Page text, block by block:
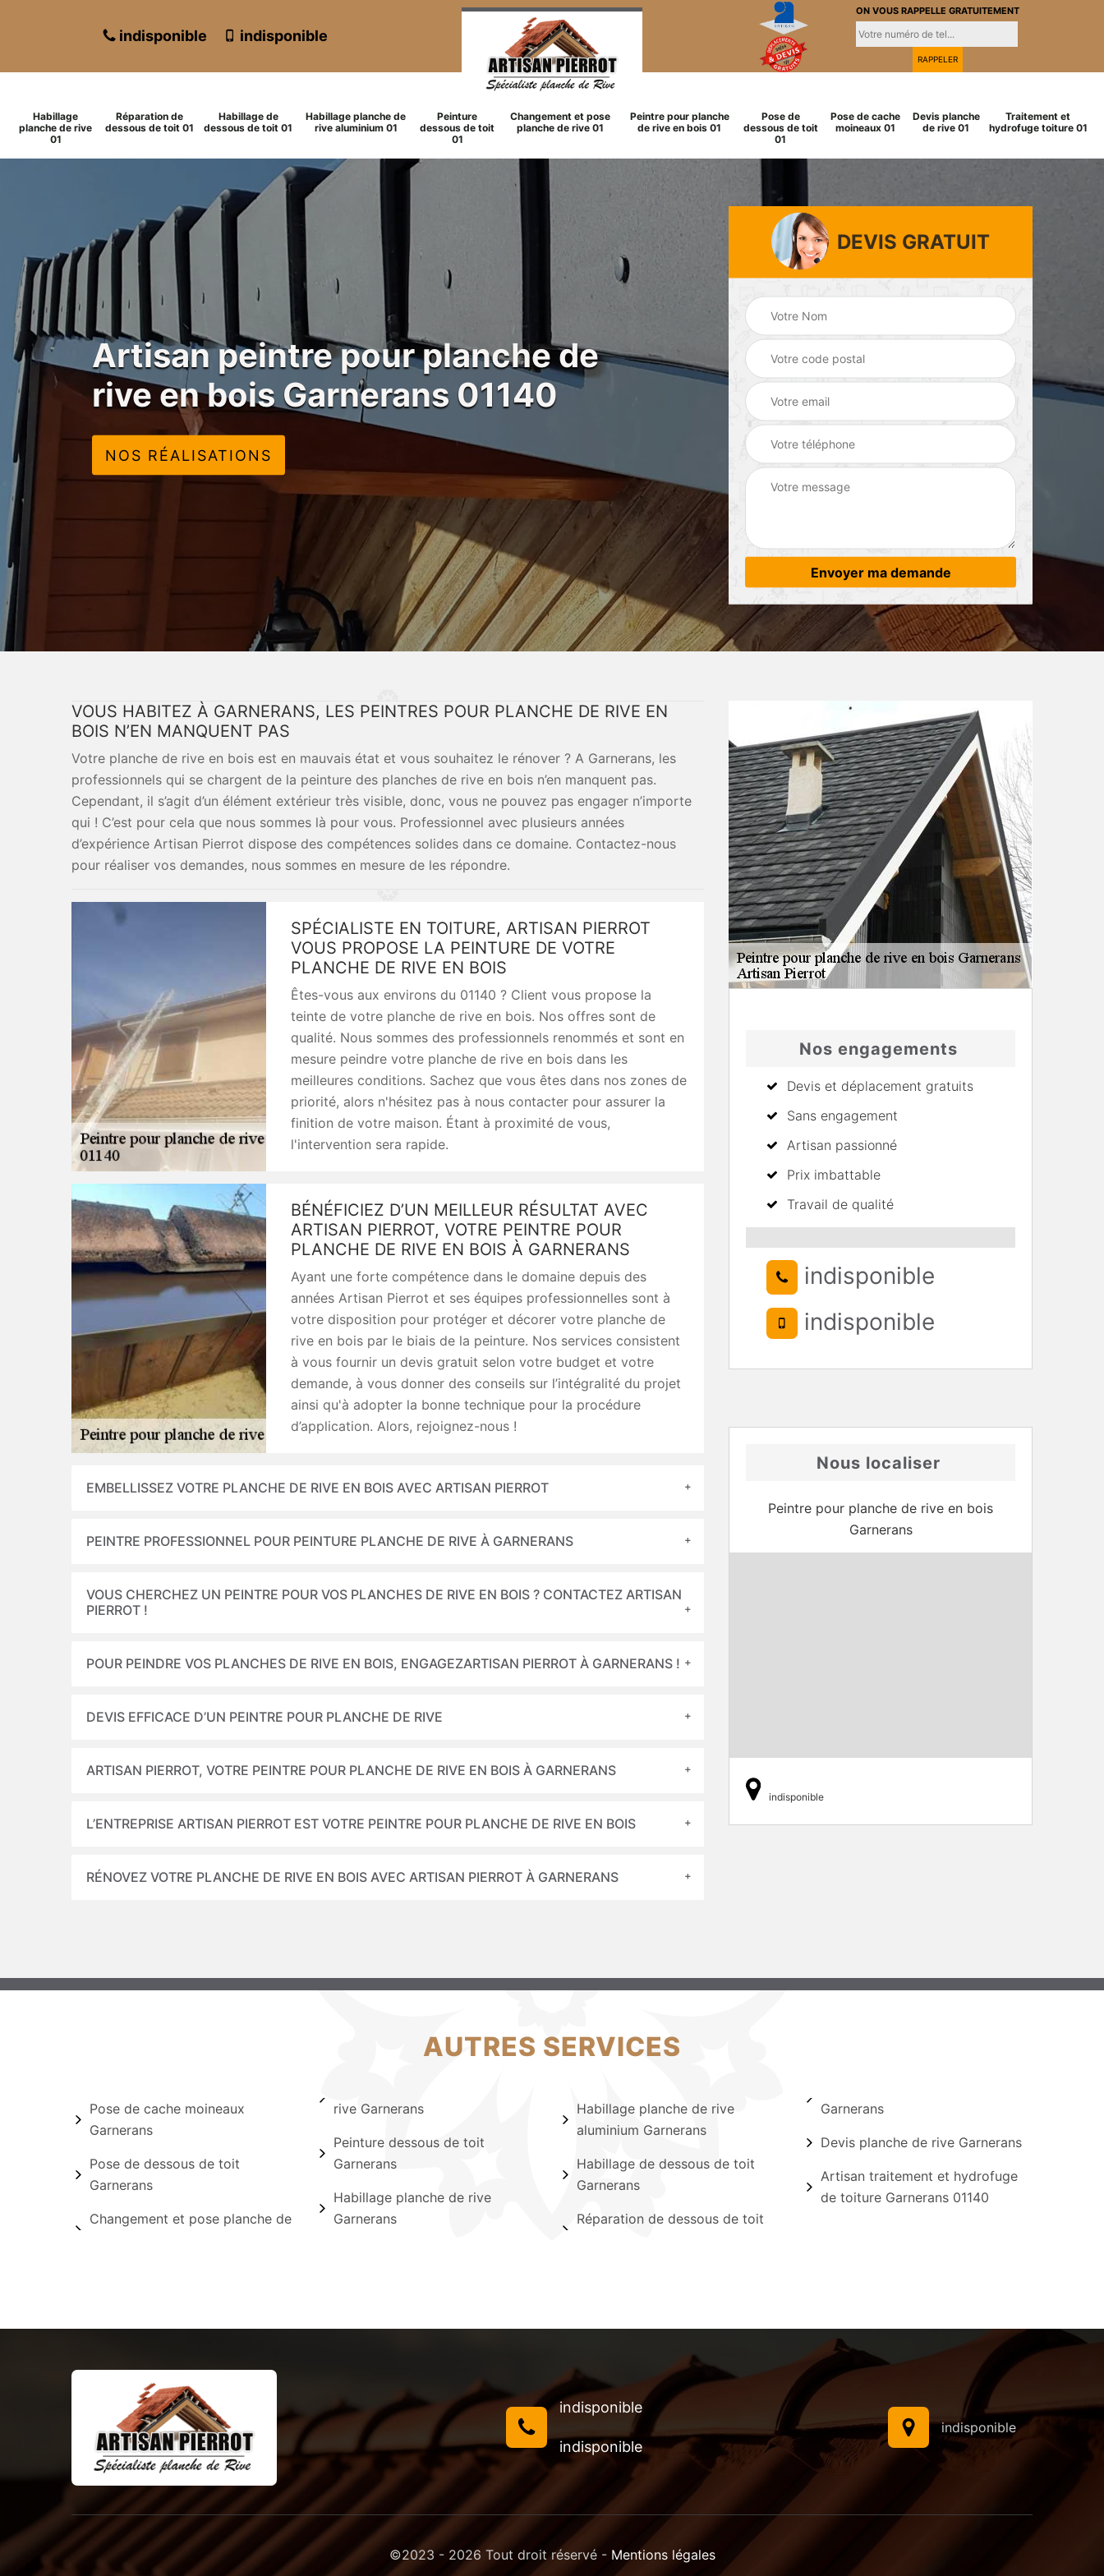
indisponible indisponible
ON VOUS RAPPELLE GRATUITEMENT
Habillage
planche de rive
01
Réparation de
dessous de toit 01
Habillage de
dessous de toit 01
Habillage planche de
rive aluminium 01
Peinture
dessous de toit
01
Changement et pose
planche de rive 01
Peintre pour planche
de rive en bois 01
Pose de
dessous de toit
01
Pose de cache
moineaux 01
Devis planche
de rive 01
Traitement et
hydrofuge toiture 01
Artisan peintre pour planche de
rive en bois Garnerans 01140
NOS RÉALISATIONS
DEVIS GRATUIT
VOUS HABITEZ À GARNERANS, LES PEINTRES POUR PLANCHE DE RIVE EN
BOIS N’EN MANQUENT PAS
Votre planche de rive en bois est en mauvais état et vous souhaitez le rénover ? A Garnerans, les
professionnels qui se chargent de la peinture des planches de rive en bois n’en manquent pas.
Cependant, il s’agit d’un élément extérieur très visible, donc, vous ne pouvez pas engager n’importe
qui ! C’est pour cela que nous sommes là pour vous. Professionnel avec plusieurs années
d’expérience Artisan Pierrot dispose des compétences solides dans ce domaine. Contactez-nous
pour réaliser vos demandes, nous sommes en mesure de les répondre.
SPÉCIALISTE EN TOITURE, ARTISAN PIERROT
VOUS PROPOSE LA PEINTURE DE VOTRE
PLANCHE DE RIVE EN BOIS
Êtes-vous aux environs du 01140 ? Client vous propose la
teinte de votre planche de rive en bois. Nos offres sont de
qualité. Nous sommes des professionnels renommés et sont en
mesure peindre votre planche de rive en bois dans les
meilleures conditions. Sachez que vous êtes dans nos zones de
priorité, alors n'hésitez pas à nous contacter pour assurer la
finition de votre maison. Étant à proximité de vous,
l'intervention sera rapide.
BÉNÉFICIEZ D’UN MEILLEUR RÉSULTAT AVEC
ARTISAN PIERROT, VOTRE PEINTRE POUR
PLANCHE DE RIVE EN BOIS À GARNERANS
Ayant une forte compétence dans le domaine depuis des
années Artisan Pierrot et ses équipes professionnelles sont à
votre disposition pour protéger et décorer votre planche de
rive en bois par le biais de la peinture. Nos services consistent
à vous fournir un devis gratuit selon votre budget et votre
demande, à vous donner des conseils sur l’intégralité du projet
ainsi qu'à adopter la bonne technique pour la procédure
d’application. Alors, rejoignez-nous !
EMBELLISSEZ VOTRE PLANCHE DE RIVE EN BOIS AVEC ARTISAN PIERROT
PEINTRE PROFESSIONNEL POUR PEINTURE PLANCHE DE RIVE À GARNERANS
VOUS CHERCHEZ UN PEINTRE POUR VOS PLANCHES DE RIVE EN BOIS ? CONTACTEZ ARTISAN
PIERROT !
POUR PEINDRE VOS PLANCHES DE RIVE EN BOIS, ENGAGEZARTISAN PIERROT À GARNERANS !
DEVIS EFFICACE D’UN PEINTRE POUR PLANCHE DE RIVE
ARTISAN PIERROT, VOTRE PEINTRE POUR PLANCHE DE RIVE EN BOIS À GARNERANS
L’ENTREPRISE ARTISAN PIERROT EST VOTRE PEINTRE POUR PLANCHE DE RIVE EN BOIS
RÉNOVEZ VOTRE PLANCHE DE RIVE EN BOIS AVEC ARTISAN PIERROT À GARNERANS
Nos engagements
Devis et déplacement gratuits
Sans engagement
Artisan passionné
Prix imbattable
Travail de qualité
indisponible
indisponible
Nous localiser
Peintre pour planche de rive en bois
Garnerans
indisponible
AUTRES SERVICES
Pose de cache moineaux
Garnerans
Pose de dessous de toit
Garnerans
Changement et pose planche de
rive Garnerans
Peinture dessous de toit
Garnerans
Habillage planche de rive
Garnerans
Habillage planche de rive
aluminium Garnerans
Habillage de dessous de toit
Garnerans
Réparation de dessous de toit
Garnerans
Devis planche de rive Garnerans
Artisan traitement et hydrofuge
de toiture Garnerans 01140
indisponible
indisponible
indisponible
©2023 - 2026 Tout droit réservé - Mentions légales